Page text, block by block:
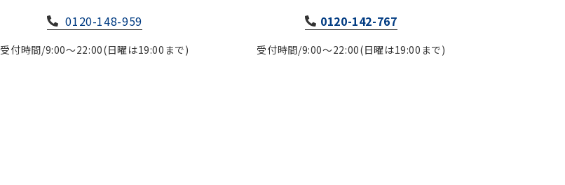
0120-148-959
受付時間/9:00～22:00(日曜は19:00まで)
0120-142-767
受付時間/9:00～22:00(日曜は19:00まで)